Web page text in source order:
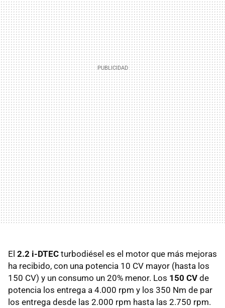
El 2.2 i-DTEC turbodiésel es el motor que más mejoras
ha recibido, con una potencia 10 CV mayor (hasta los
150 CV) y un consumo un 20% menor. Los 150 CV de
potencia los entrega a 4.000 rpm y los 350 Nm de par
los entrega desde las 2.000 rpm hasta las 2.750 rpm.